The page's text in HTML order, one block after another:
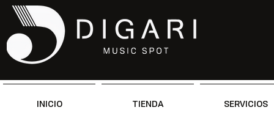
INICIO TIENDA SERVICIOS